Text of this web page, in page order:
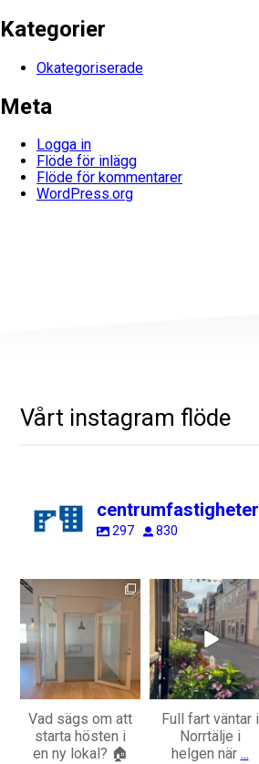
Kategorier
Okategoriserade
Meta
Logga in
Flöde för inlägg
Flöde för kommentarer
WordPress.org
Vårt instagram flöde
centrumfastigheter
297 830
Aug 7
Vad sägs om att
starta hösten i
en ny lokal? 🏠
centrumfastigheter
Jul 31
Full fart väntar i
Norrtälje i
helgen när ...